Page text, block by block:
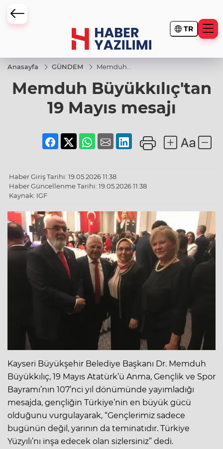
TR
Anasayfa GÜNDEM
Memduh
19 Mayıs
mesajı
Memduh Büyükkılıç'tan
19 Mayıs mesajı
Haber Giriş Tarihi: 19.05.2026 11:38
Haber Güncellenme Tarihi: 19.05.2026 11:38
Kaynak: IGF
Kayseri Büyükşehir Belediye Başkanı Dr. Memduh
Büyükkılıç, 19 Mayıs Atatürk’ü Anma, Gençlik ve Spor
Bayramı’nın 107’nci yıl dönümünde yayımladığı
mesajda, gençliğin Türkiye’nin en büyük gücü
olduğunu vurgulayarak, “Gençlerimiz sadece
bugünün değil, yarının da teminatıdır. Türkiye
Yüzyılı’nı inşa edecek olan sizlersiniz” dedi.